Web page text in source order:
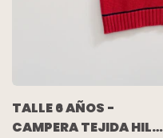
TALLE 6 AÑOS -
CAMPERA TEJIDA HILO